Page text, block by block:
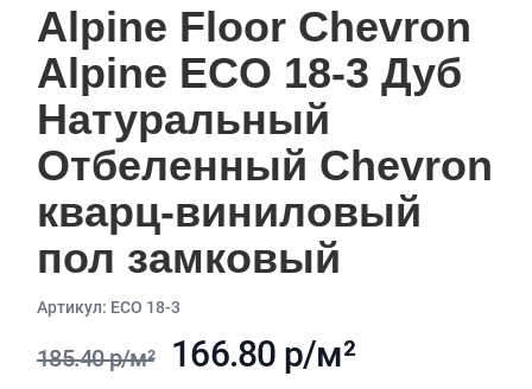
Alpine Floor Chevron
Alpine ECO 18-3 Дуб
Натуральный
Отбеленный Chevron
кварц-виниловый
пол замковый
Aртикул: ECO 18-3
185.40 р/м² 166.80 р/м²